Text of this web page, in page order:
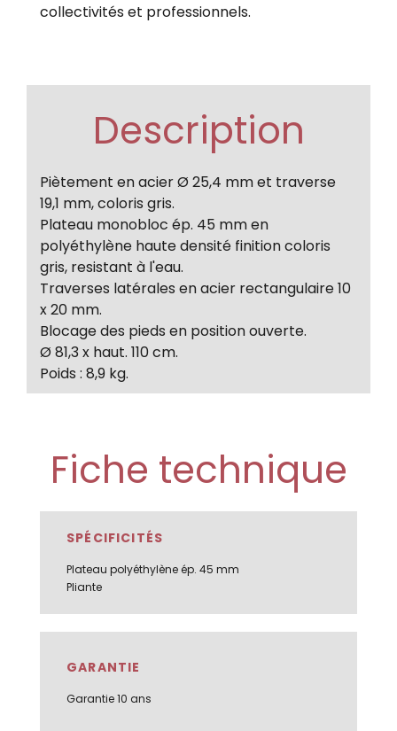
collectivités et professionnels.
Description
Piètement en acier Ø 25,4 mm et traverse
19,1 mm, coloris gris.
Plateau monobloc ép. 45 mm en
polyéthylène haute densité finition coloris
gris, resistant à l'eau.
Traverses latérales en acier rectangulaire 10
x 20 mm.
Blocage des pieds en position ouverte.
Ø 81,3 x haut. 110 cm.
Poids : 8,9 kg.
Fiche technique
SPÉCIFICITÉS
Plateau polyéthylène ép. 45 mm
Pliante
GARANTIE
Garantie 10 ans